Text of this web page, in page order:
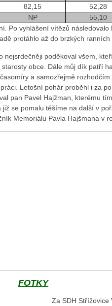
82,15 52,28
NP 55,10
Po vyhlášení vítězů
protáhlo až do brzkých ranních
nejsrdečněji poděkoval všem,
obce. Dále můj dík patří
a samozřejmě
Letošní pohár proběhl i za
pan Pavel Hajžman, kterému
se pomalu těšíme na další v
Memoriálu Pavla Hajšmana v
FOTKY
Za SDH Střížovice